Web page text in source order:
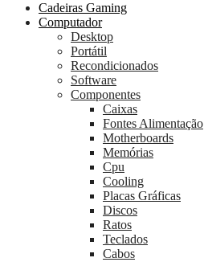
Cadeiras Gaming
Computador
Desktop
Portátil
Recondicionados
Software
Componentes
Caixas
Fontes Alimentação
Motherboards
Memórias
Cpu
Cooling
Placas Gráficas
Discos
Ratos
Teclados
Cabos